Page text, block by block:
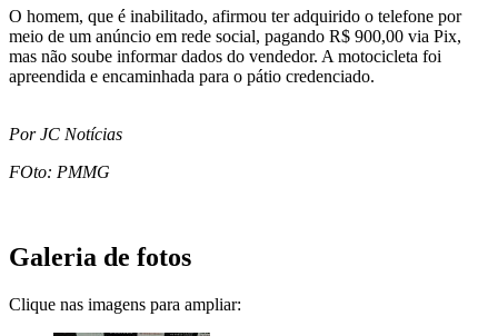
O homem, que é inabilitado, afirmou ter adquirido o telefone por
meio de um anúncio em rede social, pagando R$ 900,00 via Pix,
mas não soube informar dados do vendedor. A motocicleta foi
apreendida e encaminhada para o pátio credenciado.
Por JC Notícias
FOto: PMMG
Galeria de fotos
Clique nas imagens para ampliar: